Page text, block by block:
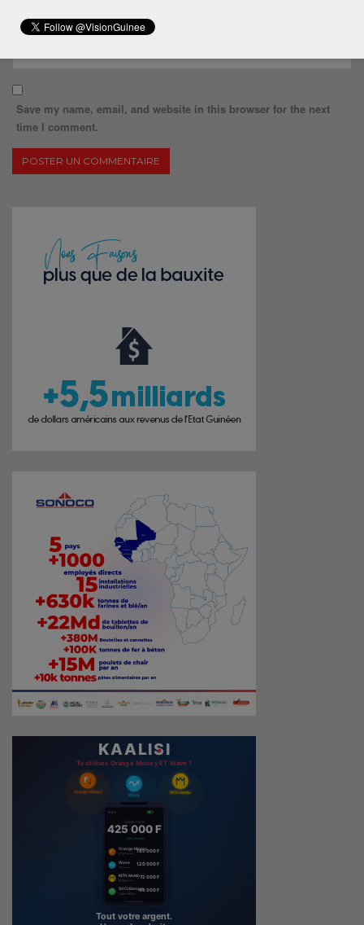
Save my name, email, and website in this browser for the next
time I comment.